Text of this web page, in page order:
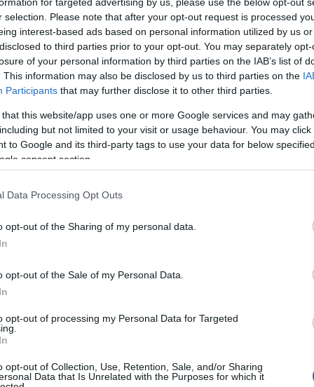
selection. Please note that after your opt-out request is processed
interest-based ads based on personal information utilized by us
to third parties prior to your opt-out. You may separately
of your personal information by third parties on the IAB’s list of
This information may also be disclosed by us to third parties on the
Participants that may further disclose it to other third parties.
that this website/app uses one or more Google services and may
but not limited to your visit or usage behaviour. You may
to Google and its third-party tags to use your data for below
consent section.
Data Processing Opt Outs
opt-out of the Sharing of my personal data.
opt-out of the Sale of my Personal Data.
opt-out of processing my Personal Data for Targeted
opt-out of Collection, Use, Retention, Sale, and/or Sharing
Data that Is Unrelated with the Purposes for which it
587
689
positivi
-41
4
511
1.319
27.737
suddivisa per regione.